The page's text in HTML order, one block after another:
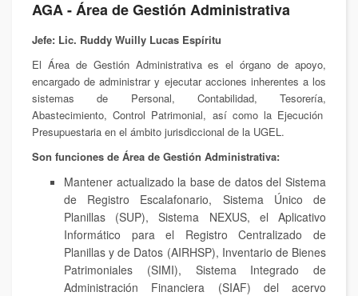
AGA - Área de Gestión Administrativa
Jefe: Lic. Ruddy Wuilly Lucas Espíritu
El Área de Gestión Administrativa es el órgano de apoyo,
encargado de administrar y ejecutar acciones inherentes a los
sistemas de Personal, Contabilidad, Tesorería,
Abastecimiento, Control Patrimonial, así como la Ejecución
Presupuestaria en el ámbito jurisdiccional de la UGEL.
Son funciones de Área de Gestión Administrativa:
Mantener actualizado la base de datos del Sistema
de Registro Escalafonario, Sistema Único de
Planillas (SUP), Sistema NEXUS, el Aplicativo
Informático para el Registro Centralizado de
Planillas y de Datos (AIRHSP), Inventario de Bienes
Patrimoniales (SIMI), Sistema Integrado de
Administración Financiera (SIAF) del acervo